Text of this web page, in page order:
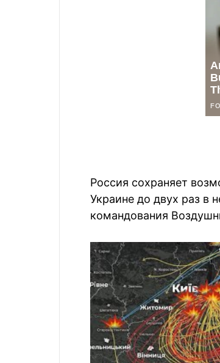
Россия сохраняет
Украине до двух раз в
командования